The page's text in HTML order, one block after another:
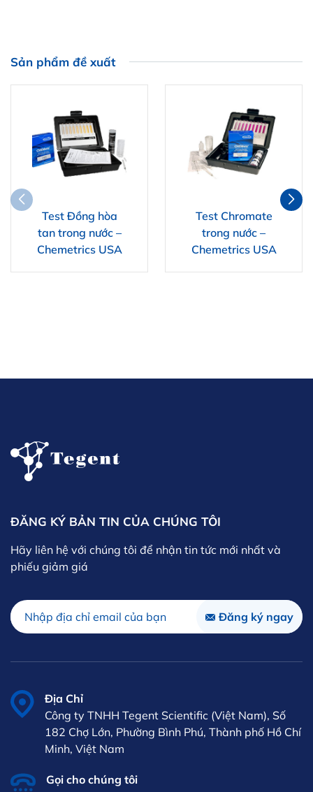
Sản phẩm đề xuất
Test Đồng hòa
tan trong nước –
Chemetrics USA
Test Chromate
trong nước –
Chemetrics USA
ĐĂNG KÝ BẢN TIN CỦA CHÚNG TÔI
Hãy liên hệ với chúng tôi để nhận tin tức mới nhất và
phiếu giảm giá
Địa Chỉ
Công ty TNHH Tegent Scientific (Việt Nam), Số
182 Chợ Lớn, Phường Bình Phú, Thành phố Hồ Chí
Minh, Việt Nam
Gọi cho chúng tôi